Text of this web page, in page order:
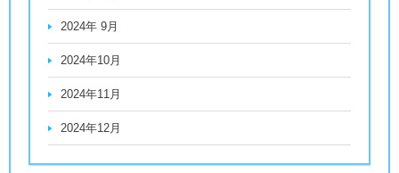
2024年 9月
2024年10月
2024年11月
2024年12月